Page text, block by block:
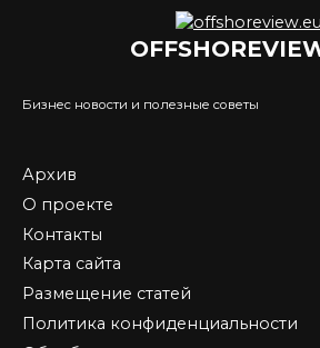
Бизнес новости и полезные советы
Архив
О проекте
Контакты
Карта сайта
Размещение статей
Политика конфиденциальности